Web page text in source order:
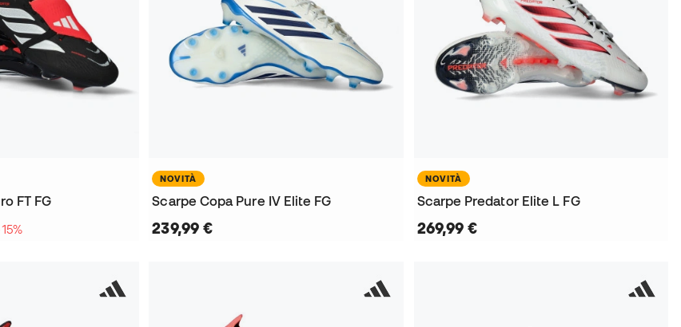
FT FG
NOVITÀ
Scarpe Copa Pure IV Elite FG
239,99 €
NOVITÀ
Scarpe Predator Elite L FG
269,99 €